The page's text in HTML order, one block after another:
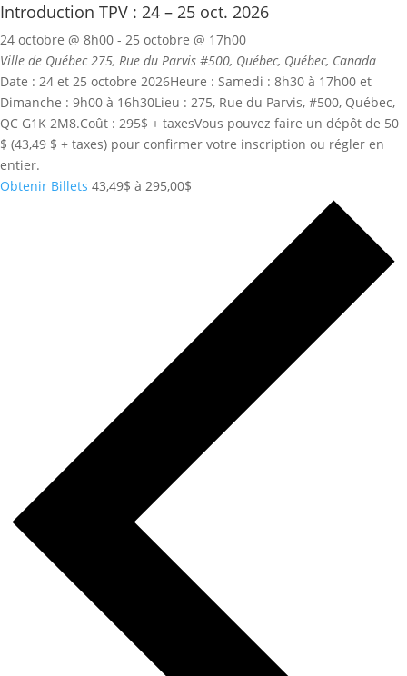
Introduction TPV : 24 – 25 oct. 2026
24 octobre @ 8h00 - 25 octobre @ 17h00
Ville de Québec275, Rue du Parvis #500, Québec, Québec, Canada
Date : 24 et 25 octobre 2026Heure : Samedi : 8h30 à 17h00 et
Dimanche : 9h00 à 16h30Lieu : 275, Rue du Parvis, #500, Québec,
QC G1K 2M8.Coût : 295$ + taxesVous pouvez faire un dépôt de 50
$ (43,49 $ + taxes) pour confirmer votre inscription ou régler en
entier.
Obtenir Billets 43,49$ à 295,00$